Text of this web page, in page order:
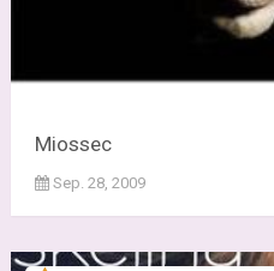
Miossec
Sep. 28, 2009